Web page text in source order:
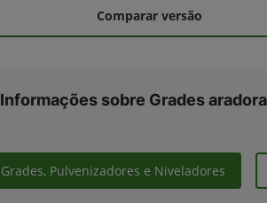
Comparar versão
Informações sobre Grades
Grades, Pulvenizadores e Niveladores